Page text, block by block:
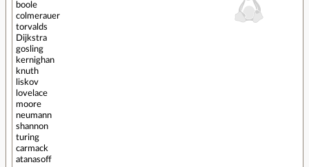
boole
colmerauer
torvalds
Dijkstra
gosling
kernighan
knuth
liskov
lovelace
moore
neumann
shannon
turing
carmack
atanasoff